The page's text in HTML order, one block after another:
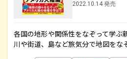
2022.10.14 発売
各国の地形や関係性をなぞって学ぶ
川や街道、島など旅気分で地図をな